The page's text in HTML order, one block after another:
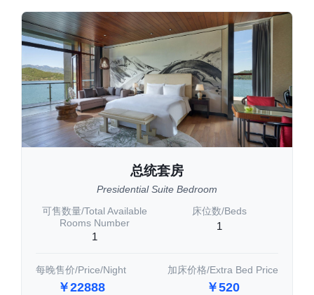
总统套房
Presidential Suite Bedroom
可售数量/Total Available
Rooms Number
1
床位数/Beds
1
每晚售价/Price/Night
￥22888
加床价格/Extra Bed Price
￥520